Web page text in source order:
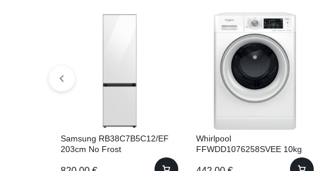
Samsung RB38C7B5C12/EF
203cm No Frost
Whirlpool
FFWDD1076258SVEE 10kg